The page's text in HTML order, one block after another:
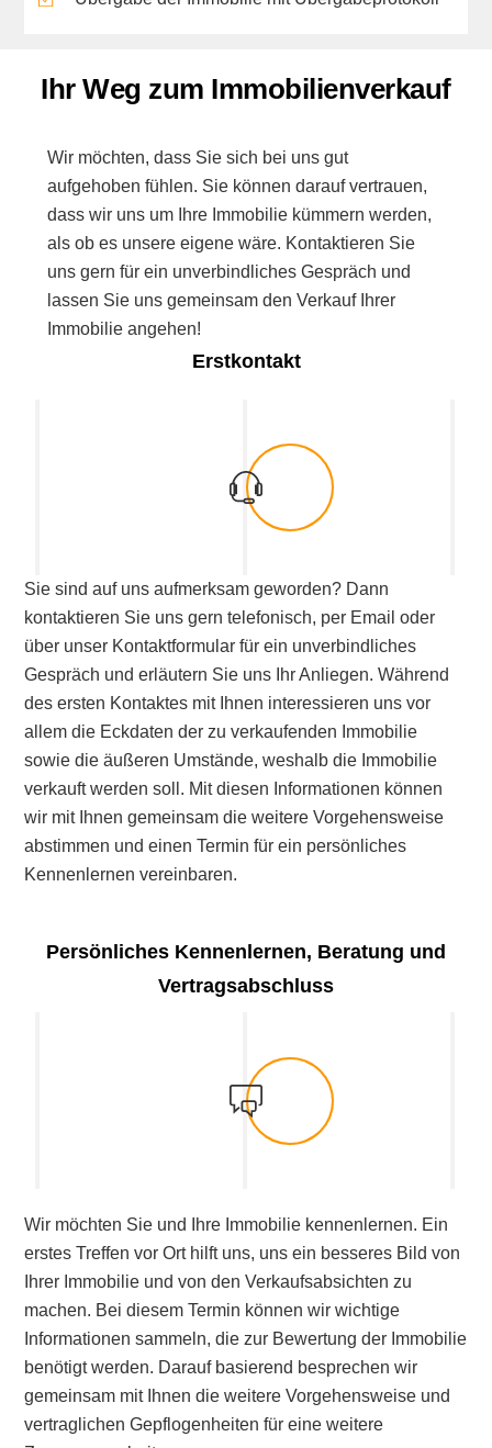
Ihr Weg zum Immobilienverkauf
Wir möchten, dass Sie sich bei uns gut
aufgehoben fühlen. Sie können darauf vertrauen,
dass wir uns um Ihre Immobilie kümmern werden,
als ob es unsere eigene wäre. Kontaktieren Sie
uns gern für ein unverbindliches Gespräch und
lassen Sie uns gemeinsam den Verkauf Ihrer
Immobilie angehen!
Erstkontakt
Sie sind auf uns aufmerksam geworden? Dann
kontaktieren Sie uns gern telefonisch, per Email oder
über unser Kontaktformular für ein unverbindliches
Gespräch und erläutern Sie uns Ihr Anliegen. Während
des ersten Kontaktes mit Ihnen interessieren uns vor
allem die Eckdaten der zu verkaufenden Immobilie
sowie die äußeren Umstände, weshalb die Immobilie
verkauft werden soll. Mit diesen Informationen können
wir mit Ihnen gemeinsam die weitere Vorgehensweise
abstimmen und einen Termin für ein persönliches
Kennenlernen vereinbaren.
Persönliches Kennenlernen, Beratung und
Vertragsabschluss
Wir möchten Sie und Ihre Immobilie kennenlernen. Ein
erstes Treffen vor Ort hilft uns, uns ein besseres Bild von
Ihrer Immobilie und von den Verkaufsabsichten zu
machen. Bei diesem Termin können wir wichtige
Informationen sammeln, die zur Bewertung der Immobilie
benötigt werden. Darauf basierend besprechen wir
gemeinsam mit Ihnen die weitere Vorgehensweise und
vertraglichen Gepflogenheiten für eine weitere